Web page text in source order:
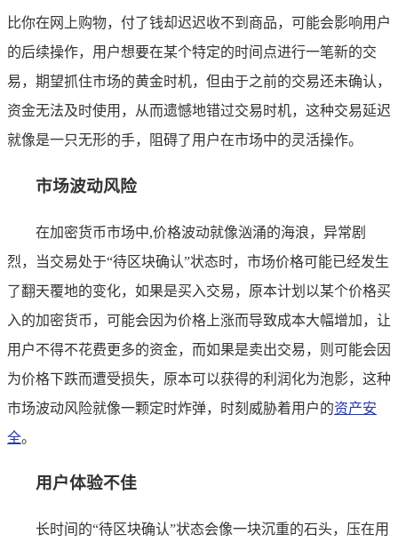
比你在网上购物，付了钱却迟迟收不到商品，可能会影响用户
的后续操作，用户想要在某个特定的时间点进行一笔新的交
易，期望抓住市场的黄金时机，但由于之前的交易还未确认，
资金无法及时使用，从而遗憾地错过交易时机，这种交易延迟
就像是一只无形的手，阻碍了用户在市场中的灵活操作。
市场波动风险
在加密货币市场中,价格波动就像汹涌的海浪，异常剧
烈，当交易处于“待区块确认”状态时，市场价格可能已经发生
了翻天覆地的变化，如果是买入交易，原本计划以某个价格买
入的加密货币，可能会因为价格上涨而导致成本大幅增加，让
用户不得不花费更多的资金，而如果是卖出交易，则可能会因
为价格下跌而遭受损失，原本可以获得的利润化为泡影，这种
市场波动风险就像一颗定时炸弹，时刻威胁着用户的资产安
全。
用户体验不佳
长时间的“待区块确认”状态会像一块沉重的石头，压在用